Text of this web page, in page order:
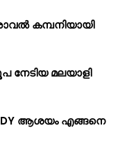
കമ്പനിയായി
നേടിയ മലയാളി
ആശയം എങ്ങനെ